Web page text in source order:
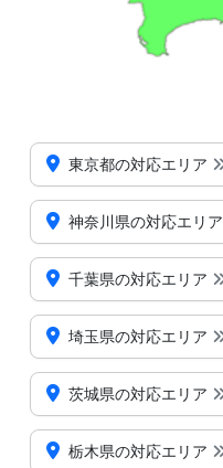
東京都の対応エリア
神奈川県の対応エリア
千葉県の対応エリア
埼玉県の対応エリア
茨城県の対応エリア
栃木県の対応エリア